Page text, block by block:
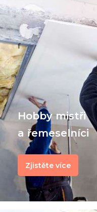
f
Hobby mistři
a řemeselníci
Zjistěte více